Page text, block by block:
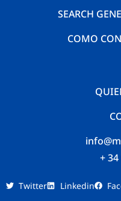
SEARCH
COMO
+
Twitter Linkedin